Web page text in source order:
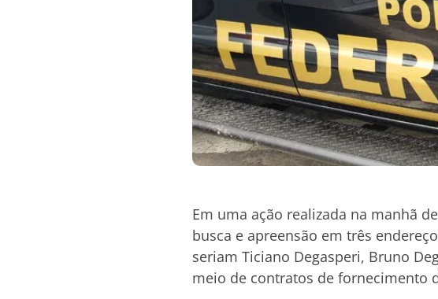
Em uma ação realizada na manhã
busca e apreensão em três
seriam Ticiano Degasperi, Bruno
meio de contratos de fornecimento